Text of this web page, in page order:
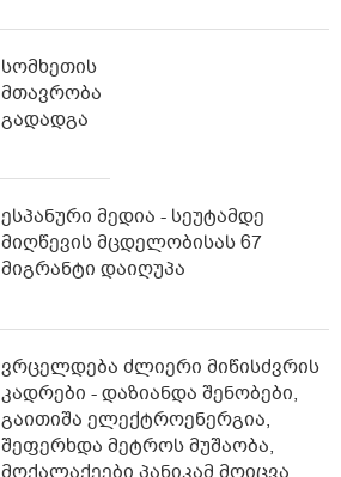
სომხეთის
მთავრობა
გადადგა
ესპანური მედია - სეუტამდე
მიღწევის მცდელობისას 67
მიგრანტი დაიღუპა
ვრცელდება ძლიერი მიწისძვრის
კადრები - დაზიანდა შენობები,
გაითიშა ელექტროენერგია,
შეფერხდა მეტროს მუშაობა,